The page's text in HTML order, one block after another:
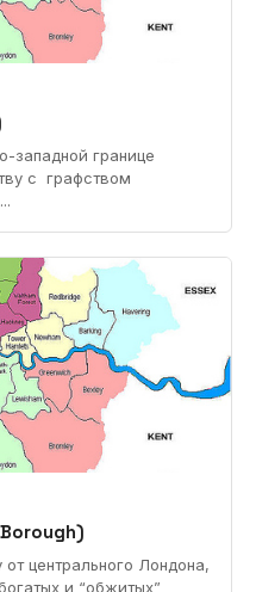
западной границе
с графством
центрального Лондона,
и “обжитых”